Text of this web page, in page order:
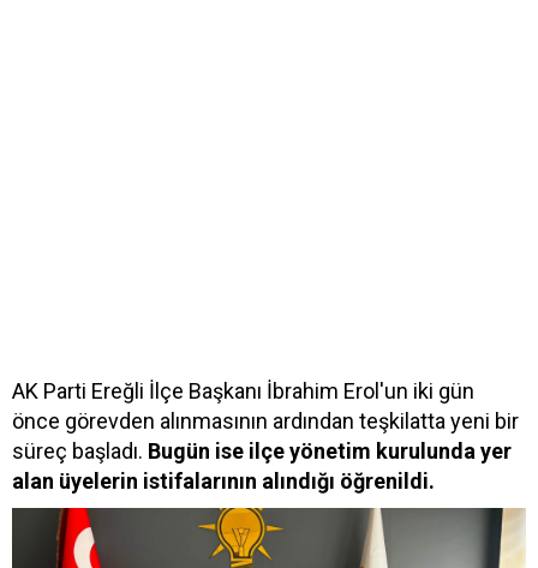
AK Parti Ereğli İlçe Başkanı İbrahim Erol'un iki gün
önce görevden alınmasının ardından teşkilatta yeni bir
süreç başladı. Bugün ise ilçe yönetim kurulunda yer
alan üyelerin istifalarının alındığı öğrenildi.